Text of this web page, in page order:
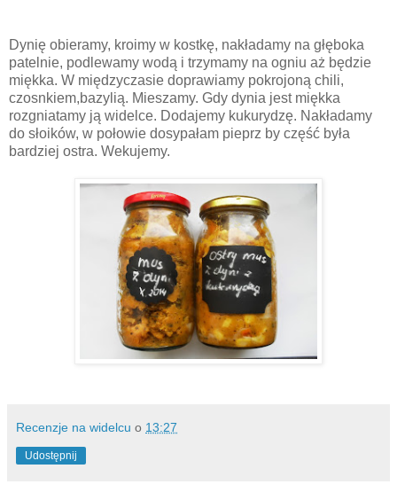
Dynię obieramy, kroimy w kostkę, nakładamy na głęboka
patelnie, podlewamy wodą i trzymamy na ogniu aż będzie
miękka. W międzyczasie doprawiamy pokrojoną chili,
czosnkiem,bazylią. Mieszamy. Gdy dynia jest miękka
rozgniatamy ją widelce. Dodajemy kukurydzę. Nakładamy
do słoików, w połowie dosypałam pieprz by część była
bardziej ostra. Wekujemy.
Recenzje na widelcu o 13:27
Udostępnij